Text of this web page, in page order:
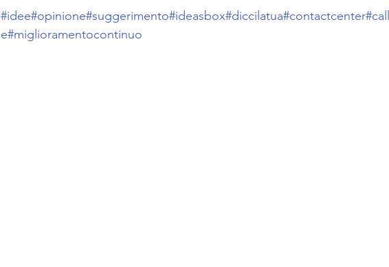
#idee#opinione#suggerimento#ideasbox#diccilatua#contactcenter
e#miglioramentocontinuo